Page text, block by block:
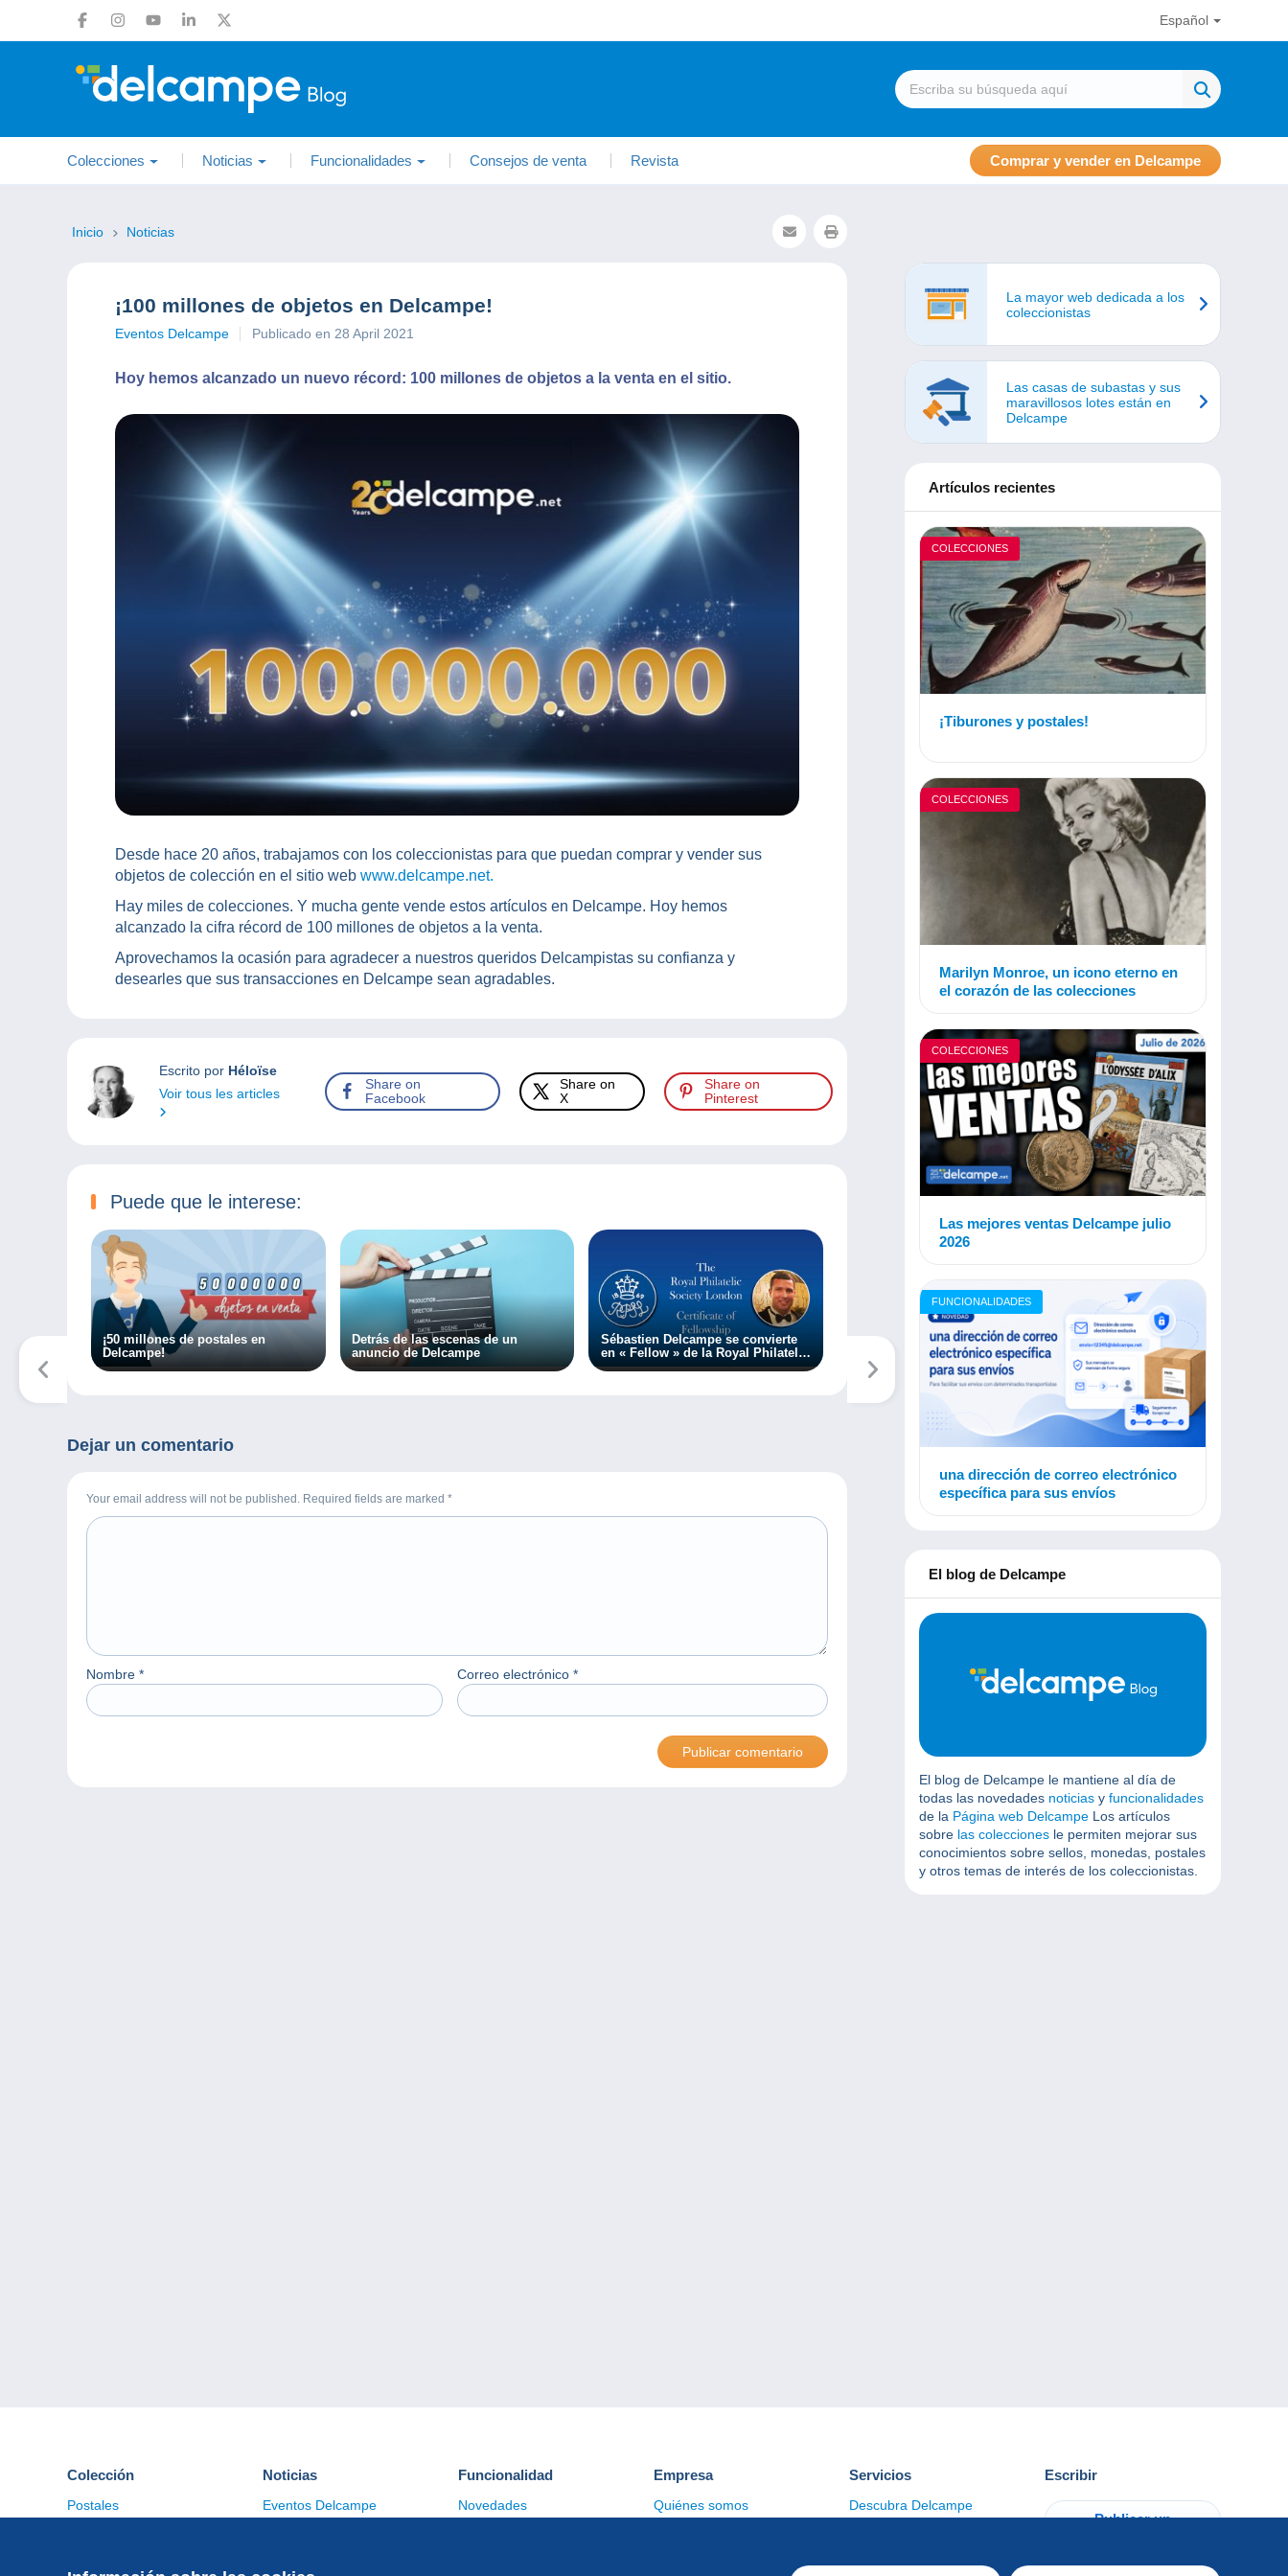
Español
Colecciones Noticias Funcionalidades Consejos de venta Revista Comprar y vender en Delcampe
Inicio Noticias
¡100 millones de objetos en Delcampe!
Eventos Delcampe Publicado en 28 April 2021
Hoy hemos alcanzado un nuevo récord: 100 millones de objetos a la venta en el sitio.
Desde hace 20 años, trabajamos con los coleccionistas para que puedan comprar y vender sus
objetos de colección en el sitio web www.delcampe.net.
Hay miles de colecciones. Y mucha gente vende estos artículos en Delcampe. Hoy hemos
alcanzado la cifra récord de 100 millones de objetos a la venta.
Aprovechamos la ocasión para agradecer a nuestros queridos Delcampistas su confianza y
desearles que sus transacciones en Delcampe sean agradables.
Escrito por Héloïse
Voir tous les articles
Share on
Facebook
Share on
X
Share on
Pinterest
Puede que le interese:
¡50 millones de postales en
Delcampe!
Detrás de las escenas de un
anuncio de Delcampe
Sébastien Delcampe se convierte
en « Fellow » de la Royal Philatelic
Society London
Dejar un comentario
Your email address will not be published. Required fields are marked *
Nombre * Correo electrónico *
La mayor web dedicada a los
coleccionistas
Las casas de subastas y sus
maravillosos lotes están en
Delcampe
Artículos recientes
COLECCIONES
¡Tiburones y postales!
COLECCIONES
Marilyn Monroe, un icono eterno en
el corazón de las colecciones
COLECCIONES
Las mejores ventas Delcampe julio
2026
FUNCIONALIDADES
una dirección de correo electrónico
específica para sus envíos
El blog de Delcampe
El blog de Delcampe le mantiene al día de
todas las novedades noticias y funcionalidades
de la Página web Delcampe Los artículos
sobre las colecciones le permiten mejorar sus
conocimientos sobre sellos, monedas, postales
y otros temas de interés de los coleccionistas.
Colección
Postales
Otras colecciones
Noticias
Eventos Delcampe
Funcionalidad
Novedades
Empresa
Quiénes somos
Servicios
Descubra Delcampe
Escribir
Publicar un